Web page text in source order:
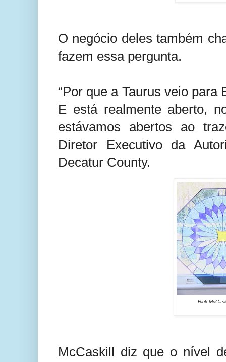
O negócio deles também
fazem essa pergunta.
“Por que a Taurus veio
E está realmente aberto,
estávamos abertos ao
Diretor Executivo da
Decatur County.
Rick
McCaskill diz que o nível